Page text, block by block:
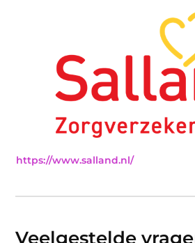
https://www.salland.nl/
Veelgestelde